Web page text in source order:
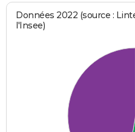
Données 2022 (source :
l'Insee)